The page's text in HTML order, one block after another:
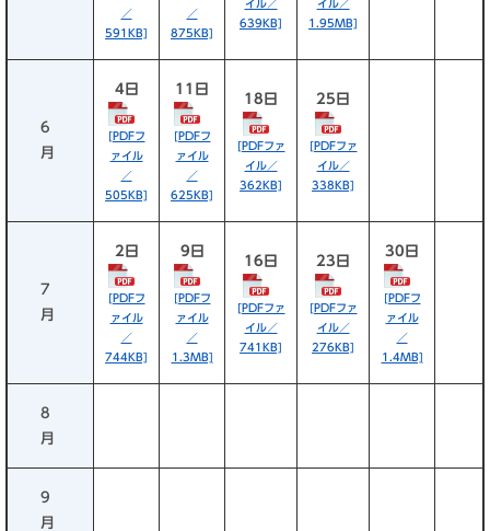
／
591KB]
／
875KB]
イル／
639KB]
イル／
1.95MB]
6
月
4日
[PDFフ
ァイル
／
505KB]
11日
[PDFフ
ァイル
／
625KB]
18日
[PDFファ
イル／
362KB]
25日
[PDFファ
イル／
338KB]
7
月
2日
[PDFフ
ァイル
／
744KB]
9日
[PDFフ
ァイル
／
1.3MB]
16日
[PDFファ
イル／
741KB]
23日
[PDFファ
イル／
276KB]
30日
[PDFフ
ァイル
／
1.4MB]
8
月
9
月